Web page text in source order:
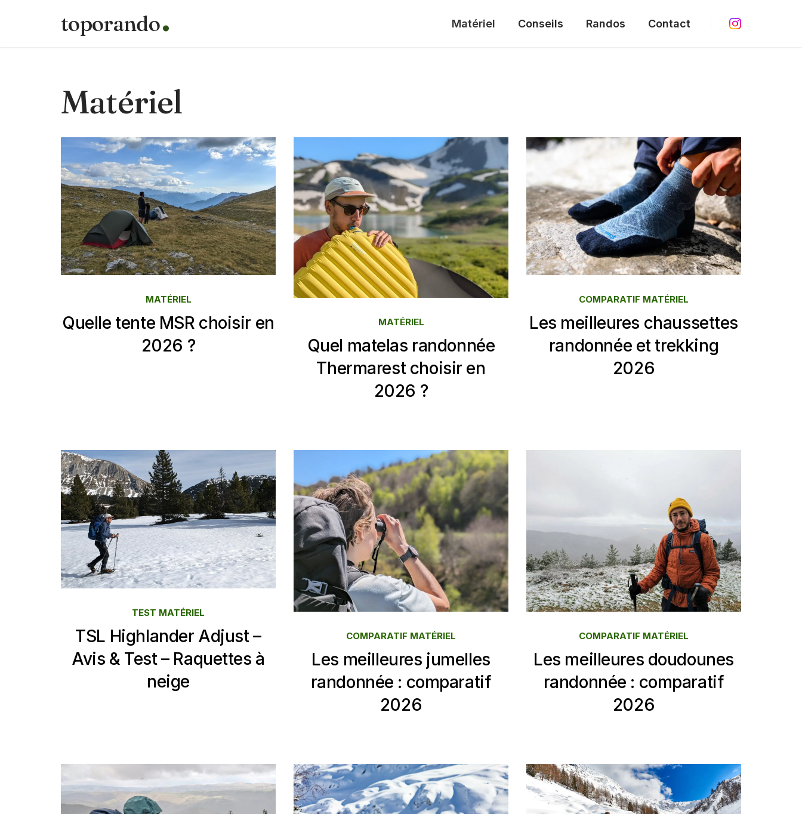
toporando Matériel Conseils Randos Contact
Matériel
Quelle tente MSR choisir en
2026 ?
MATÉRIEL
Quel matelas randonnée
Thermarest choisir en
2026 ?
MATÉRIEL
Les meilleures chaussettes
randonnée et trekking
2026
COMPARATIF MATÉRIEL
TSL Highlander Adjust –
Avis & Test – Raquettes à
neige
TEST MATÉRIEL
Les meilleures jumelles
randonnée : comparatif
2026
COMPARATIF MATÉRIEL
Les meilleures doudounes
randonnée : comparatif
2026
COMPARATIF MATÉRIEL